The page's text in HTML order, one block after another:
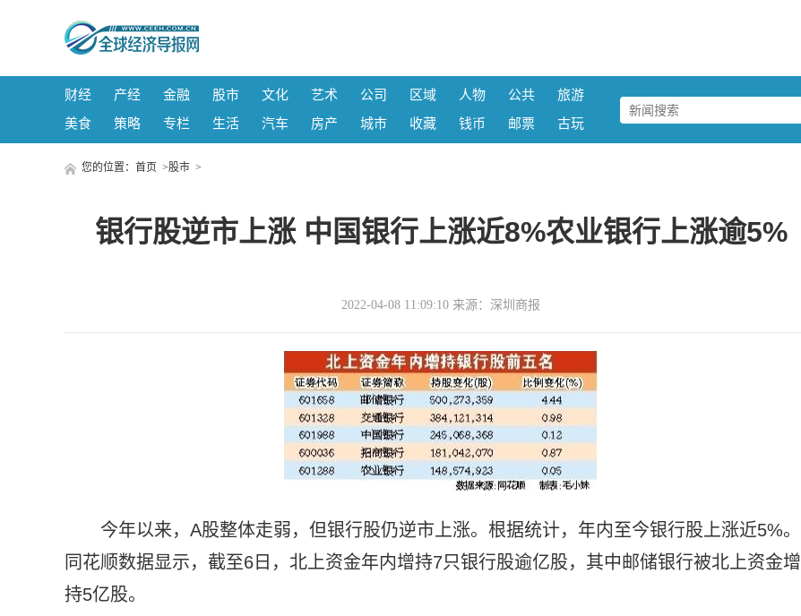
财经 产经 金融 股市 文化 艺术 公司 区域 人物 公共
旅游
美食
策略 专栏 生活 汽车 房产 城市 收藏 钱币 邮票 古玩
您的位置： 首页 >股市 >
银行股逆市上涨 中国银行上涨近8%农业银行上涨逾5%
2022-04-08 11:09:10 来源：深圳商报
今年以来，A股整体走弱，但银行股仍逆市上涨。根据统计，年内至今银行股上涨近5%。
同花顺数据显示，截至6日，北上资金年内增持7只银行股逾亿股，其中邮储银行被北上资金增
持5亿股。